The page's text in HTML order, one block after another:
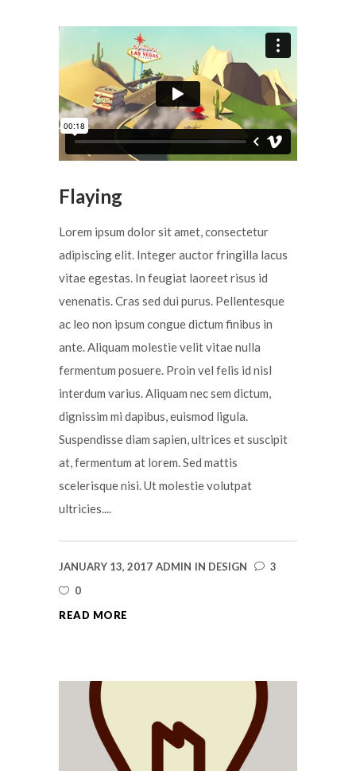
Flaying
Lorem ipsum dolor sit amet, consectetur
adipiscing elit. Integer auctor fringilla lacus
vitae egestas. In feugiat laoreet risus id
venenatis. Cras sed dui purus. Pellentesque
ac leo non ipsum congue dictum finibus in
ante. Aliquam molestie velit vitae nulla
fermentum posuere. Proin vel felis id nisl
interdum varius. Aliquam nec sem dictum,
dignissim mi dapibus, euismod ligula.
Suspendisse diam sapien, ultrices et suscipit
at, fermentum at lorem. Sed mattis
scelerisque nisi. Ut molestie volutpat
ultricies....
JANUARY 13, 2017 ADMIN IN DESIGN
3
0
READ MORE